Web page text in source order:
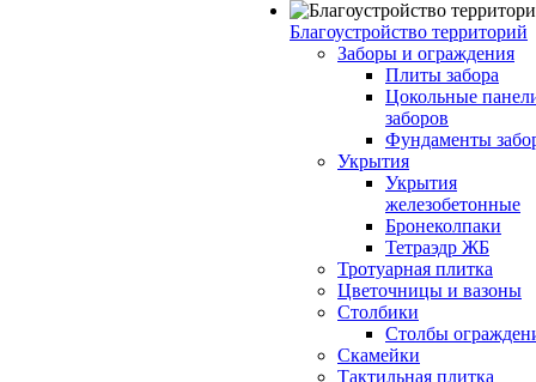
Благоустройство территорий
Заборы и ограждения
Плиты забора
Цокольные
заборов
Фундаменты
Укрытия
Укрытия
железобетонные
Бронеколпаки
Тетраэдр ЖБ
Тротуарная плитка
Цветочницы и вазоны
Столбики
Столбы
Скамейки
Тактильная плитка